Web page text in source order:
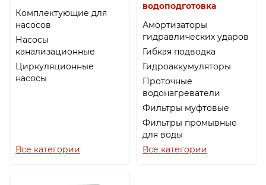
Комплектующие для
насосов
Насосы
канализационные
Циркуляционные
насосы
Все категории
водоподготовка
Амортизаторы
гидравлических ударов
Гибкая подводка
Гидроаккумуляторы
Проточные
водонагреватели
Фильтры муфтовые
Фильтры промывные
для воды
Все категории